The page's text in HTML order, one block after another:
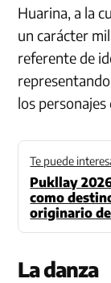
Huarina, a la
un carácter
referente de
los personajes
Te puede
Pukllay
como
originario
La danza